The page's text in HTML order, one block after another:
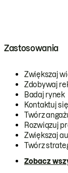
Zastosowania
Zwiększaj
Zdobywaj
Badaj rynek
Kontaktuj
Twórz
Rozwiązuj
Zwiększaj
Twórz
Zobacz